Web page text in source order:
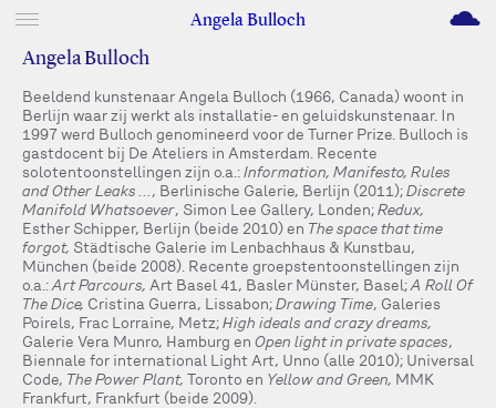
Angela Bulloch M
Angela Bulloch
Beeldend kunstenaar Angela Bulloch (1966, Canada) woont in
Berlijn waar zij werkt als installatie- en geluidskunstenaar. In
1997 werd Bulloch genomineerd voor de Turner Prize. Bulloch is
gastdocent bij De Ateliers in Amsterdam. Recente
solotentoonstellingen zijn o.a.:Information, Manifesto, Rules
and Other Leaks … , Berlinische Galerie, Berlijn (2011);Discrete
Manifold Whatsoever, Simon Lee Gallery, Londen;Redux,
Esther Schipper, Berlijn (beide 2010) en The space that time
forgot, Städtische Galerie im Lenbachhaus & Kunstbau,
München (beide 2008). Recente groepstentoonstellingen zijn
o.a.:Art Parcours, Art Basel 41, Basler Münster, Basel;A Roll Of
The Dice, Cristina Guerra, Lissabon;Drawing Time, Galeries
Poirels, Frac Lorraine, Metz;High ideals and crazy dreams,
Galerie Vera Munro, Hamburg en Open light in private spaces,
Biennale for international Light Art, Unno (alle 2010); Universal
Code, The Power Plant, Toronto en Yellow and Green, MMK
Frankfurt, Frankfurt (beide 2009).